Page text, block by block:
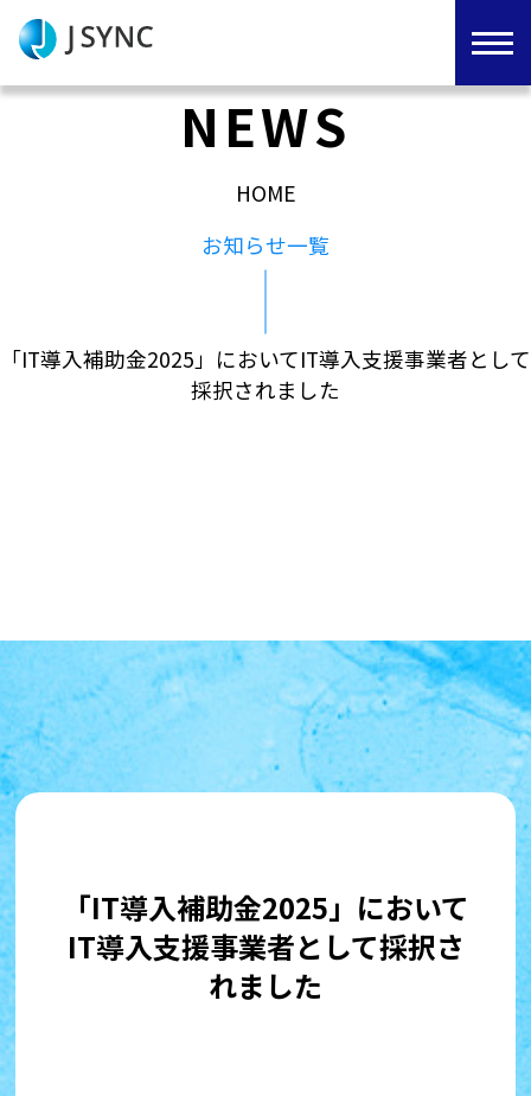
NEWS
HOME
お知らせ一覧
「IT導入補助金2025」においてIT導入支援事業者として
採択されました
「IT導入補助金2025」において
IT導入支援事業者として採択さ
れました